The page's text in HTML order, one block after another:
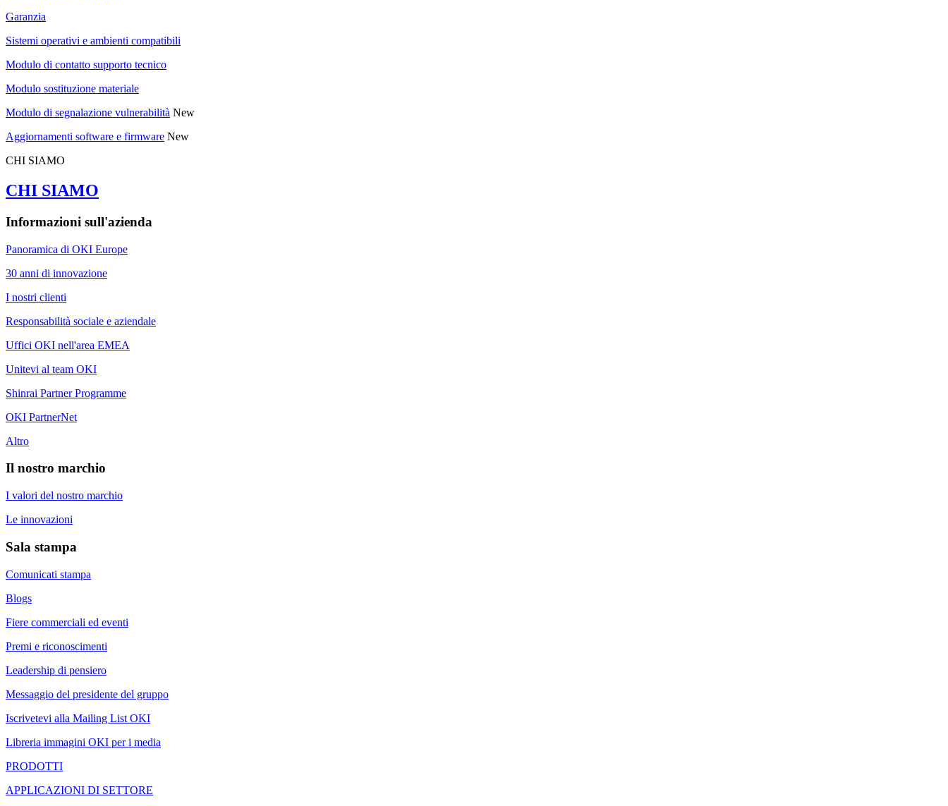
Garanzia
Sistemi operativi e ambienti compatibili
Modulo di contatto supporto tecnico
Modulo sostituzione materiale
Modulo di segnalazione vulnerabilità New
Aggiornamenti software e firmware New
CHI SIAMO
CHI SIAMO
Informazioni sull'azienda
Panoramica di OKI Europe
30 anni di innovazione
I nostri clienti
Responsabilità sociale e aziendale
Uffici OKI nell'area EMEA
Unitevi al team OKI
Shinrai Partner Programme
OKI PartnerNet
Altro
Il nostro marchio
I valori del nostro marchio
Le innovazioni
Sala stampa
Comunicati stampa
Blogs
Fiere commerciali ed eventi
Premi e riconoscimenti
Leadership di pensiero
Messaggio del presidente del gruppo
Iscrivetevi alla Mailing List OKI
Libreria immagini OKI per i media
PRODOTTI
APPLICAZIONI DI SETTORE